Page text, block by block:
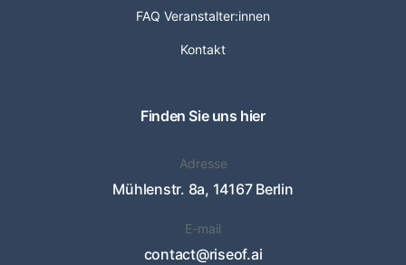
FAQ Veranstalter:innen
Kontakt
Finden Sie uns hier
Adresse
Mühlenstr. 8a, 14167 Berlin
E-mail
contact@riseof.ai